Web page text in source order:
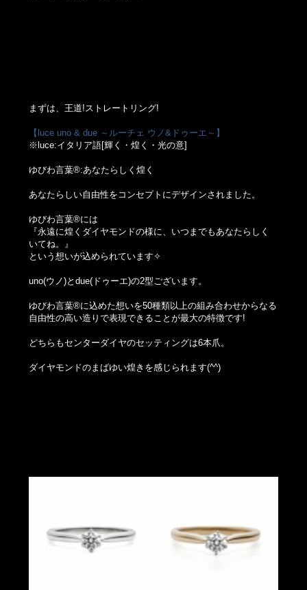
まずは、王道!ストレートリング!
【luce uno & due ～ルーチェ ウノ&ドゥーエ～】
※luce:イタリア語[輝く・煌く・光の意]
ゆびわ言葉®:あなたらしく煌く
あなたらしい自由性をコンセプトにデザインされました。
ゆびわ言葉®には
『永遠に煌くダイヤモンドの様に、いつまでもあなたらしく
いてね。』
という想いが込められています✧
uno(ウノ)とdue(ドゥーエ)の2型ございます。
ゆびわ言葉®に込めた想いを50種類以上の組み合わせからなる
自由性の高い造りで表現できることが最大の特徴です!
どちらもセンターダイヤのセッティングは6本爪。
ダイヤモンドのまばゆい煌きを感じられます(^^)